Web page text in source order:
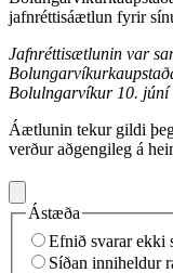
jafnréttisáætlun fyrir
Jafnréttisætlunin var
Bolulngarvíkur 10. júní
Áætlunin tekur gildi
verður aðgengileg á
Ástæða
Efnið svarar ekki
Síðan inniheldur